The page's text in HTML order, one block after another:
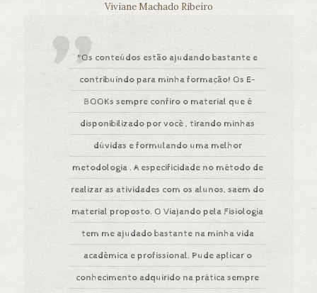
Viviane Machado Ribeiro
"Os conteúdos estão ajudando bastante e
contribuindo para minha formação! Os E-
BOOKs sempre confiro o material que é
disponibilizado por você , tirando minhas
dúvidas e formulando uma melhor
metodologia . A especificidade no método de
realizar as atividades com os alunos, saem do
material proposto. O Viajando pela Fisiologia
tem me ajudado bastante na minha vida
acadêmica e profissional. Pude aplicar o
conhecimento adquirido na prática sempre